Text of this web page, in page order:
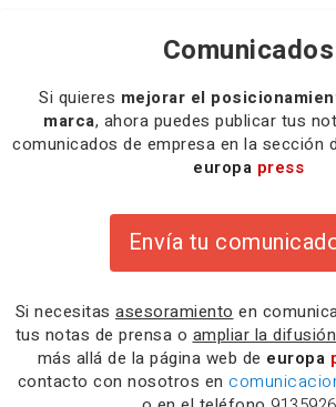
Comunicados
Si quieres mejorar el
marca, ahora puedes publicar tus
comunicados de empresa en la sección
europa press
Envía tu
Si necesitas asesoramiento en
tus notas de prensa o ampliar la difusión
más allá de la página web de europa
contacto con nosotros en